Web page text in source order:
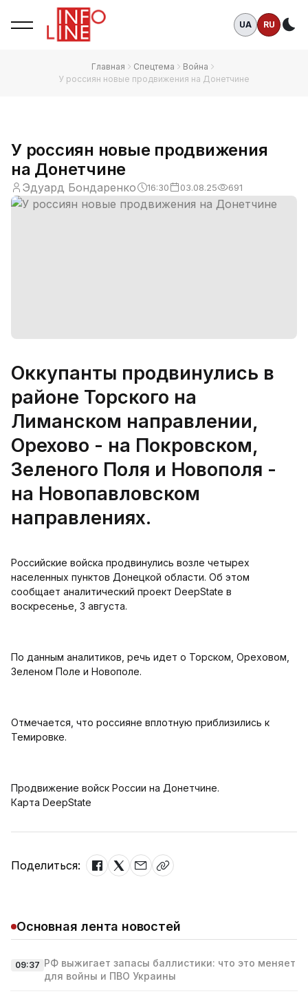
UA RU
Главная Спецтема
Война
У россиян новые продвижения на Донетчине
У россиян новые продвижения
на Донетчине
Эдуард Бондаренко 16:30 03.08.25 691
Оккупанты продвинулись в
районе Торского на
Лиманском направлении,
Орехово - на Покровском,
Зеленого Поля и Новополя -
на Новопавловском
направлениях.
Российские войска продвинулись возле четырех
населенных пунктов Донецкой области. Об этом
сообщает аналитический проект DeepState в
воскресенье, 3 августа.
По данным аналитиков, речь идет о Торском, Ореховом,
Зеленом Поле и Новополе.
Отмечается, что россияне вплотную приблизились к
Темировке.
Продвижение войск России на Донетчине.
Карта DeepState
Поделиться:
Основная лента новостей
09:37 РФ выжигает запасы баллистики: что это меняет
для войны и ПВО Украины